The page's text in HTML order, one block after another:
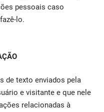
pessoais caso
lo.
de texto enviados pela
e visitante e que nele
relacionadas à